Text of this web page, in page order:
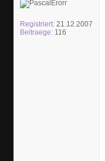
Registriert: 21.12.2007
Beitraege: 116